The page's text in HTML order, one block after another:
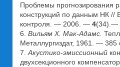
Проблемы прогнозирования
конструкций по данным НК //
контроля. — 2006. — 4(34).—
6. Вильям Х. Мак-Адамс.
Металлургиздат, 1961. — 385
7. Акустико-эмиссионный
двухсекционного